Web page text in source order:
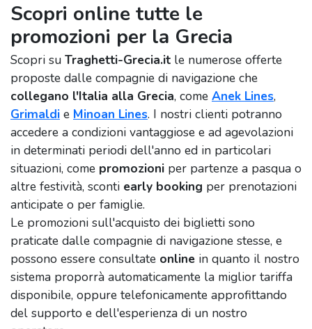
Scopri online tutte le
promozioni per la Grecia
Scopri su Traghetti-Grecia.it le numerose offerte
proposte dalle compagnie di navigazione che
collegano l'Italia alla Grecia, come Anek Lines,
Grimaldi e Minoan Lines. I nostri clienti potranno
accedere a condizioni vantaggiose e ad agevolazioni
in determinati periodi dell'anno ed in particolari
situazioni, come promozioni per partenze a pasqua o
altre festività, sconti early booking per prenotazioni
anticipate o per famiglie.
Le promozioni sull'acquisto dei biglietti sono
praticate dalle compagnie di navigazione stesse, e
possono essere consultate online in quanto il nostro
sistema proporrà automaticamente la miglior tariffa
disponibile, oppure telefonicamente approfittando
del supporto e dell'esperienza di un nostro